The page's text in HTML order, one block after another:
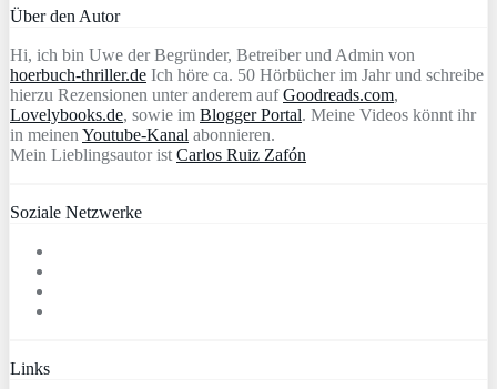
Über den Autor
Hi, ich bin Uwe der Begründer, Betreiber und Admin von
hoerbuch-thriller.de Ich höre ca. 50 Hörbücher im Jahr und schreibe
hierzu Rezensionen unter anderem aufGoodreads.com,
Lovelybooks.de, sowie im Blogger Portal. Meine Videos könnt ihr
in meinen Youtube-Kanal abonnieren.
Mein Lieblingsautor ist Carlos Ruiz Zafón
Soziale Netzwerke
Links